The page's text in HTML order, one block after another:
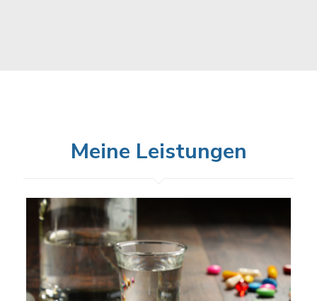
Meine Leistungen